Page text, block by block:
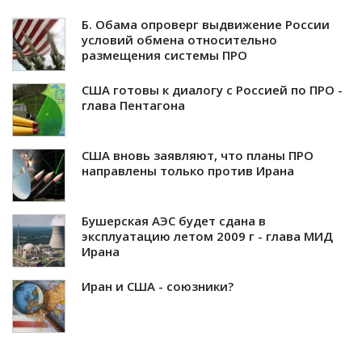
Б. Обама опроверг выдвижение России
условий обмена относительно
размещения системы ПРО
США готовы к диалогу с Россией по ПРО -
глава Пентагона
США вновь заявляют, что планы ПРО
направлены только против Ирана
Бушерская АЭС будет сдана в
эксплуатацию летом 2009 г - глава МИД
Ирана
Иран и США - союзники?